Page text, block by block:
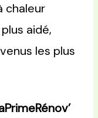
chaleur
aidé,
les plus